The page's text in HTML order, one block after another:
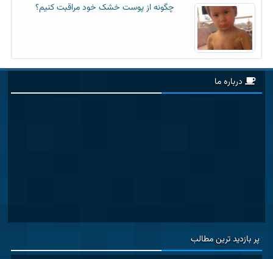
چگونه از پوست خشک خود مراقبت کنیم؟
درباره ما
پر بازدید ترین مطالب